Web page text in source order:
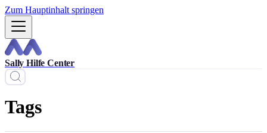
Zum Hauptinhalt springen
Sally Hilfe Center
Tags